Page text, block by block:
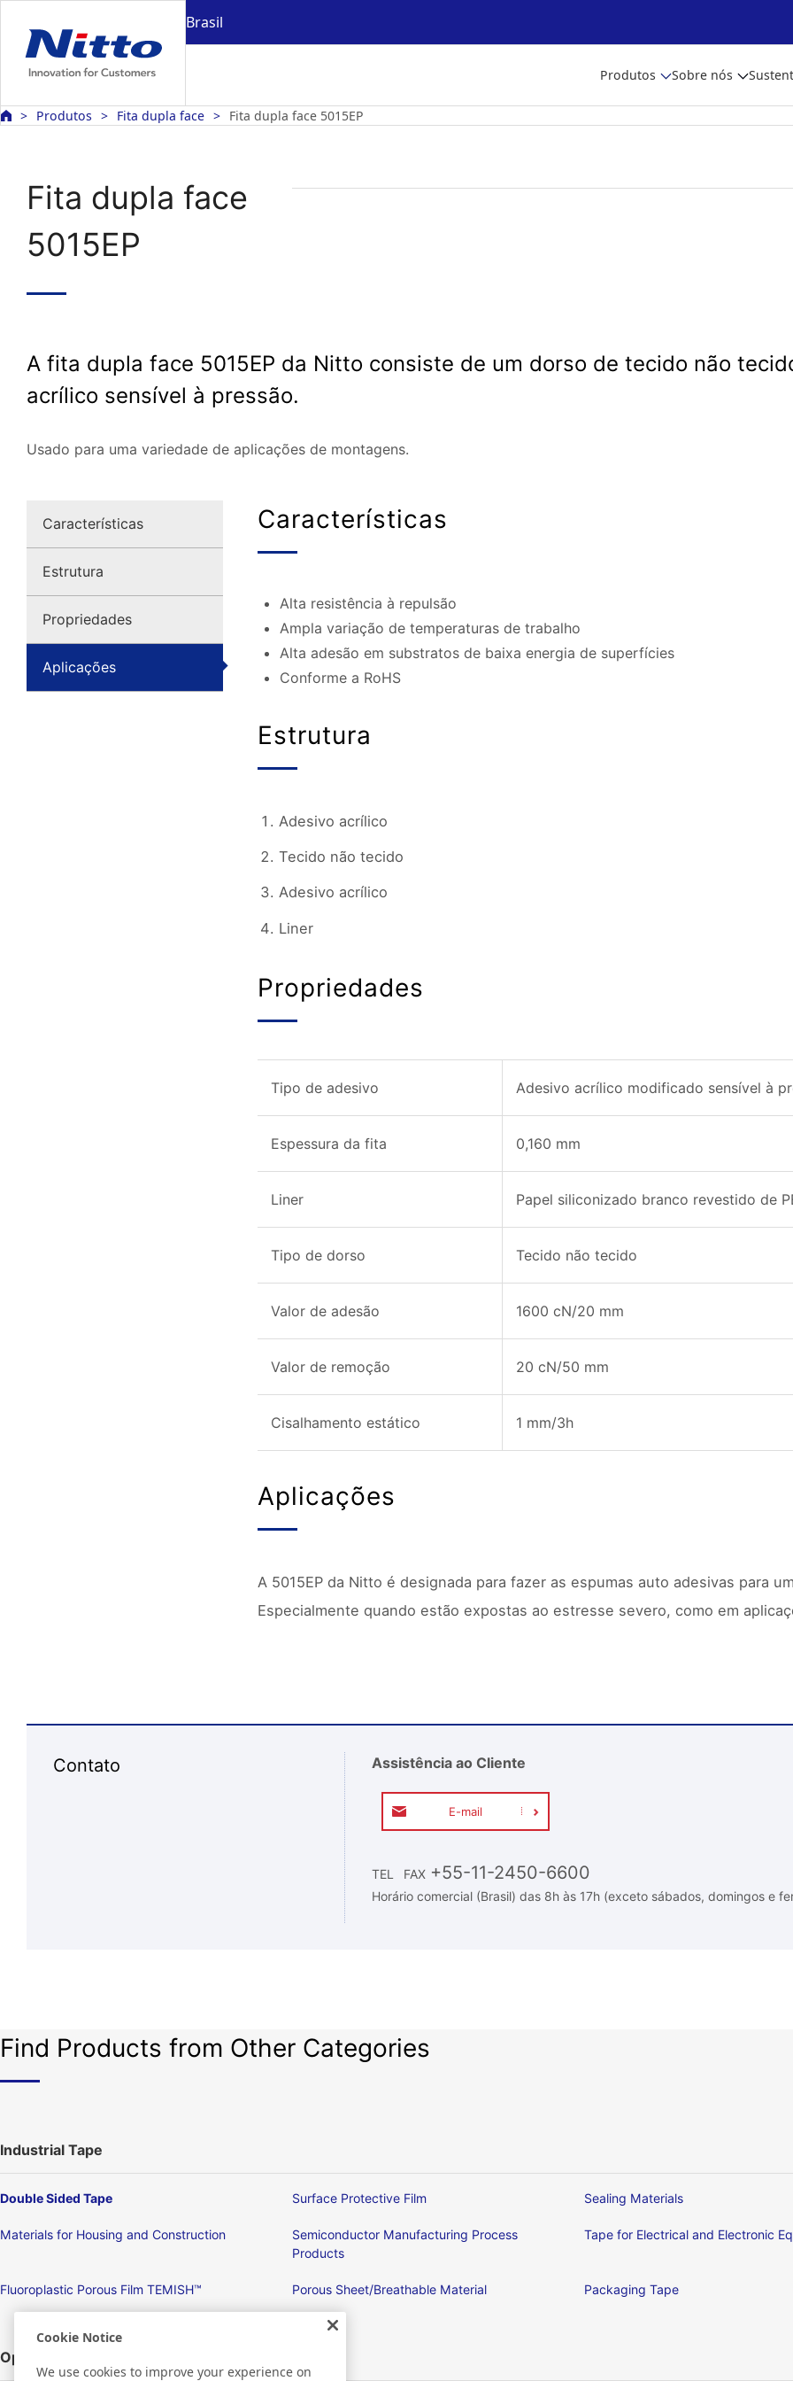
Brasil
Produtos Sobre nós
Produtos Fita dupla face Fita dupla face 5015EP
Fita dupla face
5015EP
A fita dupla face 5015EP da Nitto consiste de um dorso de tecido não
acrílico sensível à pressão.
Usado para uma variedade de aplicações de montagens.
Características
Estrutura
Propriedades
Aplicações
Características
Alta resistência à repulsão
Ampla variação de temperaturas de trabalho
Alta adesão em substratos de baixa energia de superfícies
Conforme a RoHS
Estrutura
Adesivo acrílico
Tecido não tecido
Adesivo acrílico
Liner
Propriedades
Tipo de adesivo Adesivo acrílico modificado sensível à
Espessura da fita 0,160 mm
Liner Papel siliconizado branco revestido de
Tipo de dorso Tecido não tecido
Valor de adesão 1600 cN/20 mm
Valor de remoção 20 cN/50 mm
Cisalhamento estático 1 mm/3h
Aplicações
A 5015EP da Nitto é designada para fazer as espumas auto adesivas para
Especialmente quando estão expostas ao estresse severo, como em
Contato Assistência ao Cliente
E-mail
TEL FAX +55-11-2450-6600
Horário comercial (Brasil) das 8h às 17h (exceto sábados, domingos e
Find Products from Other Categories
Industrial Tape
Double Sided Tape Surface Protective Film Sealing Materials
Materials for Housing and Construction
Semiconductor Manufacturing Process
Products
Tape for Electrical and Electronic
Fluoroplastic Porous Film TEMISH™ Porous Sheet/Breathable Material Packaging Tape
Optronics
Cookie Notice
We use cookies to improve your experience on